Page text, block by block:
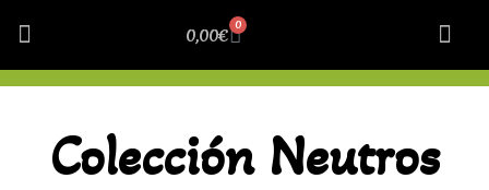
0,00€ 0
Colección Neutros